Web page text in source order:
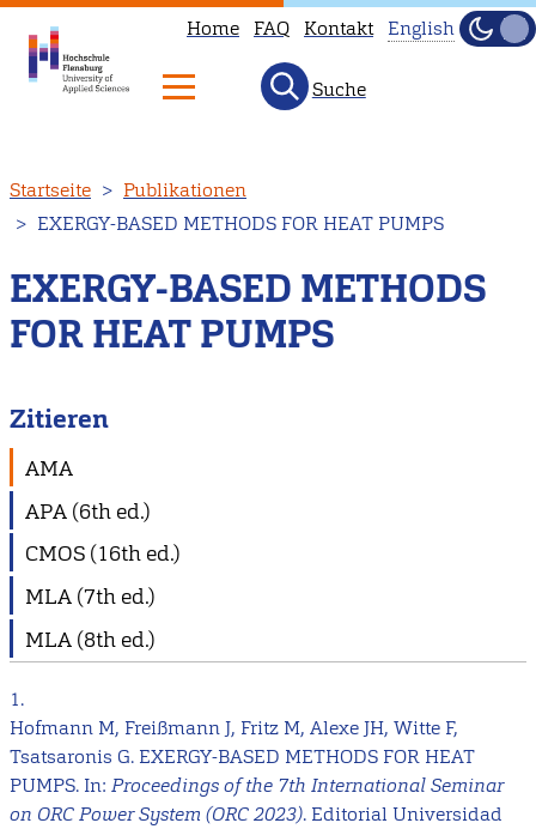
zum
Inhalt
Home FAQ Kontakt
available
English.
English
Hell
Suche
Startseite
Publikationen
EXERGY-BASED METHODS FOR HEAT PUMPS
EXERGY-BASED METHODS
FOR HEAT PUMPS
Zitieren
AMA
APA (6th ed.)
CMOS (16th ed.)
MLA (7th ed.)
MLA (8th ed.)
1.
Hofmann M, Freißmann J, Fritz M, Alexe JH, Witte F,
Tsatsaronis G. EXERGY-BASED METHODS FOR HEAT
PUMPS. In: Proceedings of the 7th International Seminar
on ORC Power System (ORC 2023). Editorial Universidad